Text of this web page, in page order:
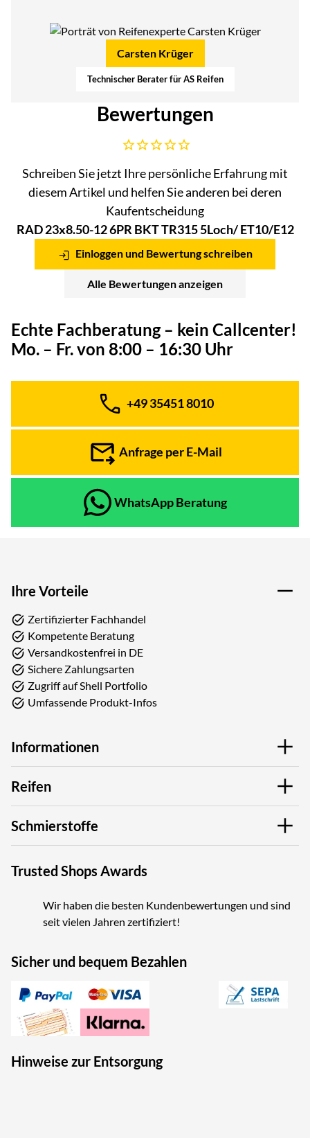
Carsten Krüger
Technischer Berater für AS Reifen
Bewertungen
Noch keine Bewertungen abgegeben
Schreiben Sie jetzt Ihre persönliche Erfahrung mit
diesem Artikel und helfen Sie anderen bei deren
Kaufentscheidung
RAD 23x8.50-12 6PR BKT TR315 5Loch/ ET10/E12
Einloggen und Bewertung schreiben
Alle Bewertungen anzeigen
Echte Fachberatung – kein Callcenter!
Mo. – Fr. von 8:00 – 16:30 Uhr
Telefon:
+49 35451 8010
Anfrage per E-Mail
WhatsApp Beratung
Ihre Vorteile
Zertifizierter Fachhandel
Kompetente Beratung
Versandkostenfrei in DE
Sichere Zahlungsarten
Zugriff auf Shell Portfolio
Umfassende Produkt-Infos
Informationen
Reifen
Schmierstoffe
Trusted Shops Awards
Wir haben die besten Kundenbewertungen und sind
seit vielen Jahren zertifiziert!
Sicher und bequem Bezahlen
Hinweise zur Entsorgung